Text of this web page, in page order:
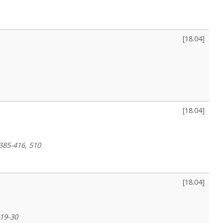
[18.04]
[18.04]
416, 510
[18.04]
30